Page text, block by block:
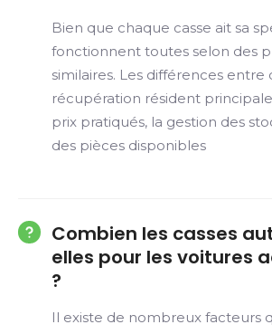
Bien que chaque casse ait sa
fonctionnent toutes selon des
similaires. Les différences entre
récupération résident
prix pratiqués, la gestion des
des pièces disponibles
Combien les casses
elles pour les voitures
?
Il existe de nombreux facteurs